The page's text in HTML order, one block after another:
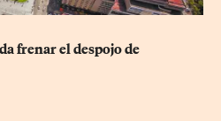
frenar el despojo de